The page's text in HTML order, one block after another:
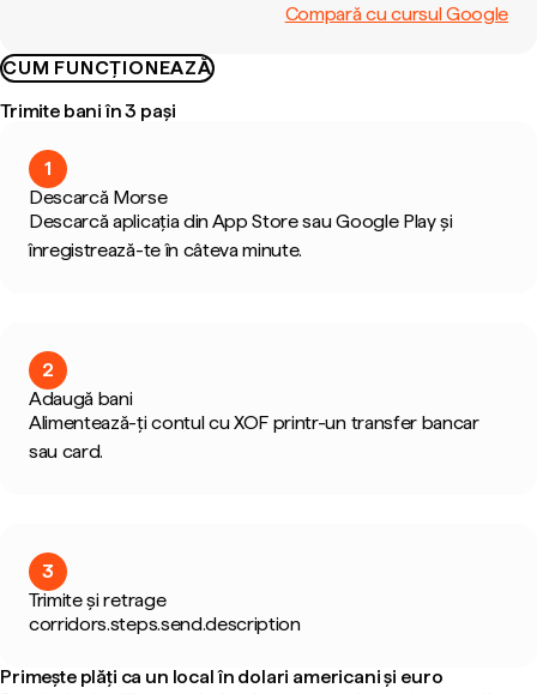
Compară cu cursul Google
CUM FUNCȚIONEAZĂ
Trimite bani în 3 pași
1
Descarcă Morse
Descarcă aplicația din App Store sau Google Play și
înregistrează-te în câteva minute.
2
Adaugă bani
Alimentează-ți contul cu XOF printr-un transfer bancar
sau card.
3
Trimite și retrage
corridors.steps.send.description
Primește plăți ca un local în dolari americani și euro